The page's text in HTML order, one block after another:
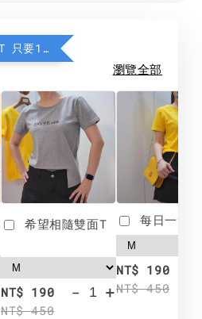
加購 MIT防曬透氣棉T 只要190元
瀏覽全部
希望相隨雙面T
NT$ 190
NT$ 450
- +
每日一笑
NT$ 190
NT$ 450